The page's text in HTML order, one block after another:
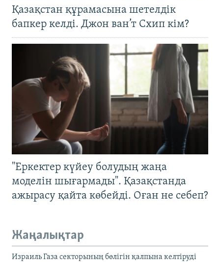
Қазақстан құрамасына шетелдік
бапкер келді. Джон ван’т Схип кім?
"Еркектер күйеу болудың жаңа
моделін шығармады". Қазақстанда
ажырасу қайта көбейді. Оған не себеп?
Жаңалықтар
Израиль Газа секторының бөлігін қалпына келтіруді